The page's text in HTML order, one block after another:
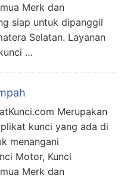
Merk dan
siap untuk dipanggil
Selatan. Layanan
…
Merupakan
kunci yang ada di
menangani
Motor, Kunci
Merk dan